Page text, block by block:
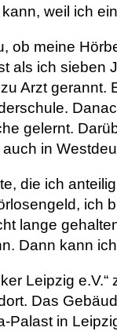
weil ich
ob meine
als ich sieben
Arzt
gelernt.
in
die ich
ich
lange
Dann kann
Leipzig
Das
Palast in